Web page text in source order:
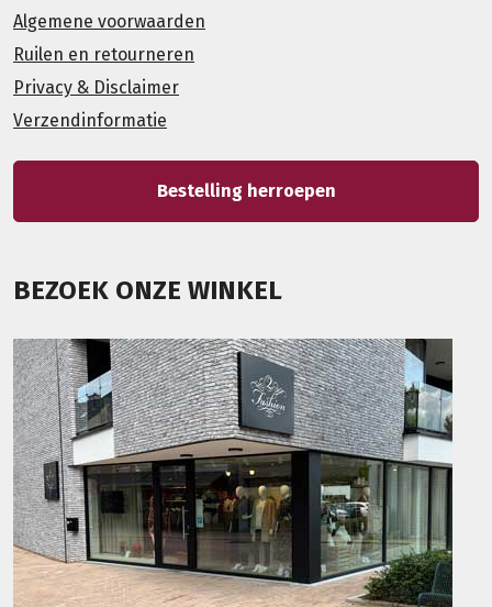
Algemene voorwaarden
Ruilen en retourneren
Privacy & Disclaimer
Verzendinformatie
Bestelling herroepen
BEZOEK ONZE WINKEL